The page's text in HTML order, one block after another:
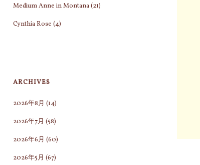
Medium Anne in Montana(21)
Cynthia Rose (4)
ARCHIVES
2026年8月 (14)
2026年7月 (58)
2026年6月 (60)
2026年5月 (67)